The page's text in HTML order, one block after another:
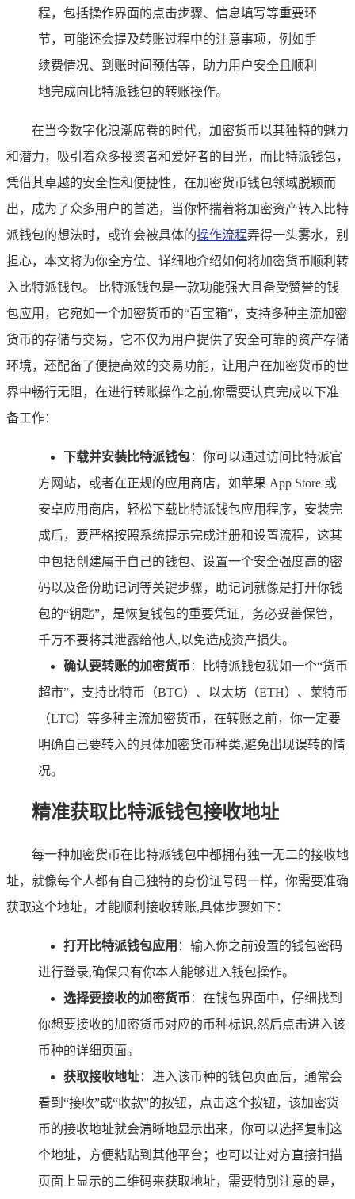
程，包括操作界面的点击步骤、信息填写等重要环
节，可能还会提及转账过程中的注意事项，例如手
续费情况、到账时间预估等，助力用户安全且顺利
地完成向比特派钱包的转账操作。
在当今数字化浪潮席卷的时代，加密货币以其独特的魅力
和潜力，吸引着众多投资者和爱好者的目光，而比特派钱包，
凭借其卓越的安全性和便捷性，在加密货币钱包领域脱颖而
出，成为了众多用户的首选，当你怀揣着将加密资产转入比特
派钱包的想法时，或许会被具体的操作流程弄得一头雾水，别
担心，本文将为你全方位、详细地介绍如何将加密货币顺利转
入比特派钱包。 比特派钱包是一款功能强大且备受赞誉的钱
包应用，它宛如一个加密货币的“百宝箱”，支持多种主流加密
货币的存储与交易，它不仅为用户提供了安全可靠的资产存储
环境，还配备了便捷高效的交易功能，让用户在加密货币的世
界中畅行无阻，在进行转账操作之前,你需要认真完成以下准
备工作：
下载并安装比特派钱包：你可以通过访问比特派官
方网站，或者在正规的应用商店，如苹果 App Store 或
安卓应用商店，轻松下载比特派钱包应用程序，安装完
成后，要严格按照系统提示完成注册和设置流程，这其
中包括创建属于自己的钱包、设置一个安全强度高的密
码以及备份助记词等关键步骤，助记词就像是打开你钱
包的“钥匙”，是恢复钱包的重要凭证，务必妥善保管，
千万不要将其泄露给他人,以免造成资产损失。
确认要转账的加密货币 ：比特派钱包犹如一个“货币
超市”，支持比特币（BTC）、以太坊（ETH）、莱特币
（LTC）等多种主流加密货币，在转账之前，你一定要
明确自己要转入的具体加密货币种类,避免出现误转的情
况。
精准获取比特派钱包接收地址
每一种加密货币在比特派钱包中都拥有独一无二的接收地
址，就像每个人都有自己独特的身份证号码一样，你需要准确
获取这个地址，才能顺利接收转账,具体步骤如下：
打开比特派钱包应用 ：输入你之前设置的钱包密码
进行登录,确保只有你本人能够进入钱包操作。
选择要接收的加密货币 ：在钱包界面中，仔细找到
你想要接收的加密货币对应的币种标识,然后点击进入该
币种的详细页面。
获取接收地址：进入该币种的钱包页面后，通常会
看到“接收”或“收款”的按钮，点击这个按钮，该加密货
币的接收地址就会清晰地显示出来，你可以选择复制这
个地址，方便粘贴到其他平台；也可以让对方直接扫描
页面上显示的二维码来获取地址，需要特别注意的是，